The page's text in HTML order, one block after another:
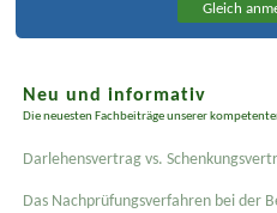
Gleich
Neu und informativ
Die neuesten Fachbeiträge unserer
Darlehensvertrag vs.
Das Nachprüfungsverfahren bei der